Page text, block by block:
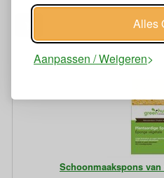
Alles
Aanpassen / Weigeren
Schoonmaakspons